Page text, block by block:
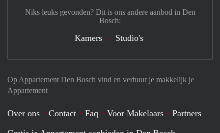
Op Appartement Den Bosch vind en verhuur je makkelijk je
Appartement
Over ons Contact Faq Voor Makelaars
Partners
Niks leuks gevonden? Dit is ons andere aanbod in Den
Bosch:
Kamers Studio's